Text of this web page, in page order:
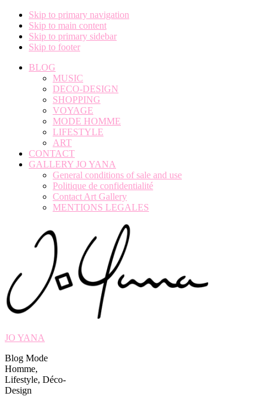
Skip to primary navigation
Skip to main content
Skip to primary sidebar
Skip to footer
BLOG
MUSIC
DECO-DESIGN
SHOPPING
VOYAGE
MODE HOMME
LIFESTYLE
ART
CONTACT
GALLERY JO YANA
General conditions of sale and use
Politique de confidentialité
Contact Art Gallery
MENTIONS LEGALES
JO YANA
Blog Mode
Homme,
Lifestyle, Déco-
Design